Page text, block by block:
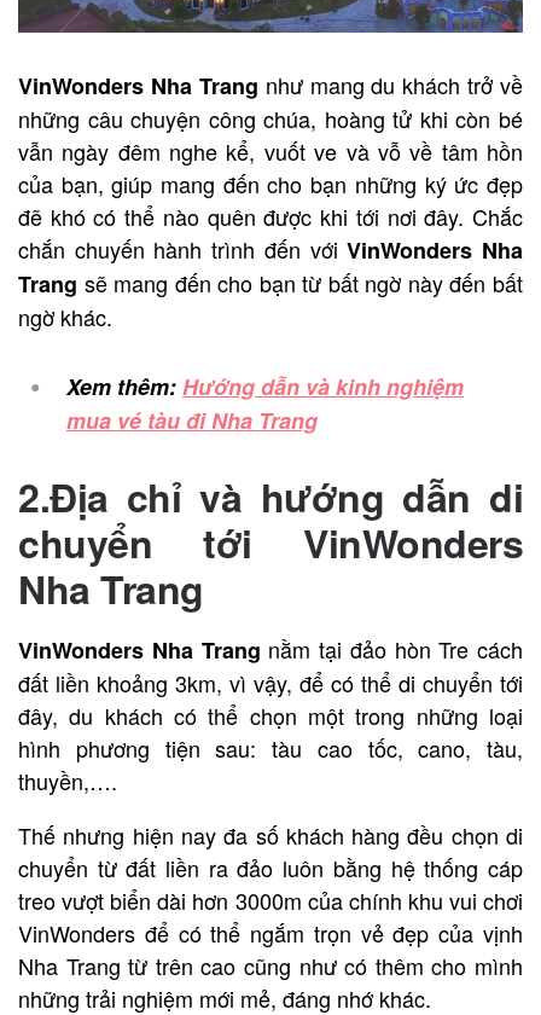
VinWonders Nha Trang như mang du khách trở về
những câu chuyện công chúa, hoàng tử khi còn bé
vẫn ngày đêm nghe kể, vuốt ve và vỗ về tâm hồn
của bạn, giúp mang đến cho bạn những ký ức đẹp
đẽ khó có thể nào quên được khi tới nơi đây. Chắc
chắn chuyến hành trình đến vớiVinWonders Nha
Trang sẽ mang đến cho bạn từ bất ngờ này đến bất
ngờ khác.
Xem thêm:Hướng dẫn và kinh nghiệm
mua vé tàu đi Nha Trang
2.Địa chỉ và hướng dẫn di
chuyển tới VinWonders
Nha Trang
VinWonders Nha Trang nằm tại đảo hòn Tre cách
đất liền khoảng 3km, vì vậy, để có thể di chuyển tới
đây, du khách có thể chọn một trong những loại
hình phương tiện sau: tàu cao tốc, cano, tàu,
thuyền,….
Thế nhưng hiện nay đa số khách hàng đều chọn di
chuyển từ đất liền ra đảo luôn bằng hệ thống cáp
treo vượt biển dài hơn 3000m của chính khu vui chơi
VinWonders để có thể ngắm trọn vẻ đẹp của vịnh
Nha Trang từ trên cao cũng như có thêm cho mình
những trải nghiệm mới mẻ, đáng nhớ khác.